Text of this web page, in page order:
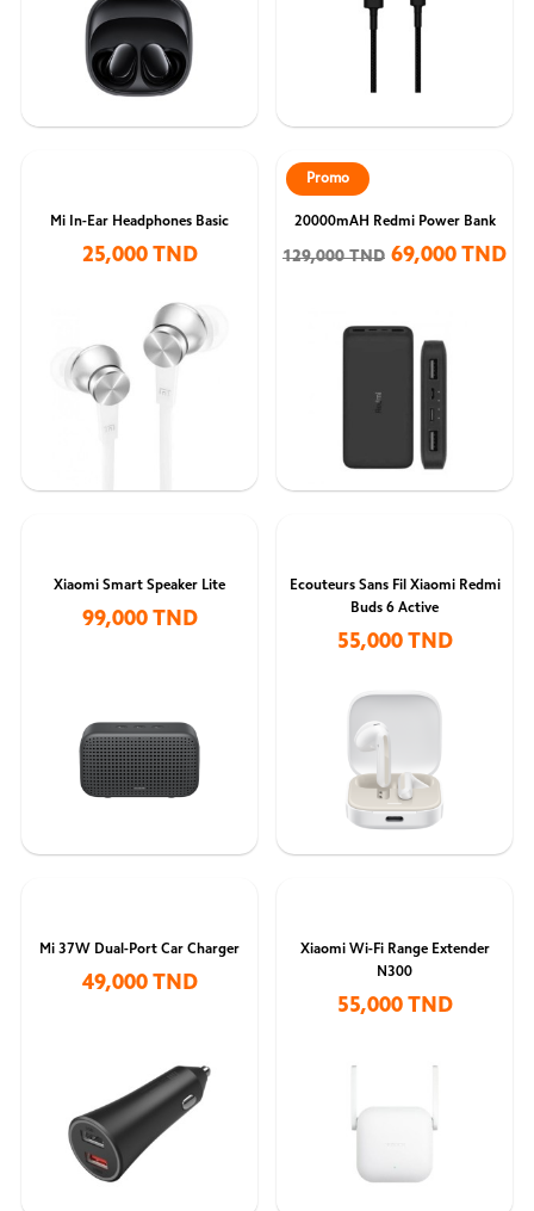
Mi In-Ear Headphones Basic
25,000 TND
20000mAH Redmi Power Bank
129,000 TND 69,000 TND
Promo
Xiaomi Smart Speaker Lite
99,000 TND
Ecouteurs Sans Fil Xiaomi Redmi
Buds 6 Active
55,000 TND
Mi 37W Dual-Port Car Charger
49,000 TND
Xiaomi Wi-Fi Range Extender
N300
55,000 TND